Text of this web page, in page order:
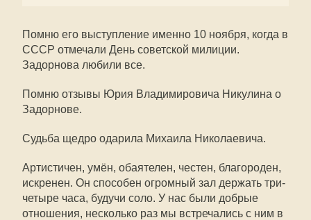
Помню его выступление именно 10 ноября, когда в
СССР отмечали День советской милиции.
Задорнова любили все.
Помню отзывы Юрия Владимировича Никулина о
Задорнове.
Судьба щедро одарила Михаила Николаевича.
Артистичен, умён, обаятелен, честен, благороден,
искренен. Он способен огромный зал держать три-
четыре часа, будучи соло. У нас были добрые
отношения, несколько раз мы встречались с ним в